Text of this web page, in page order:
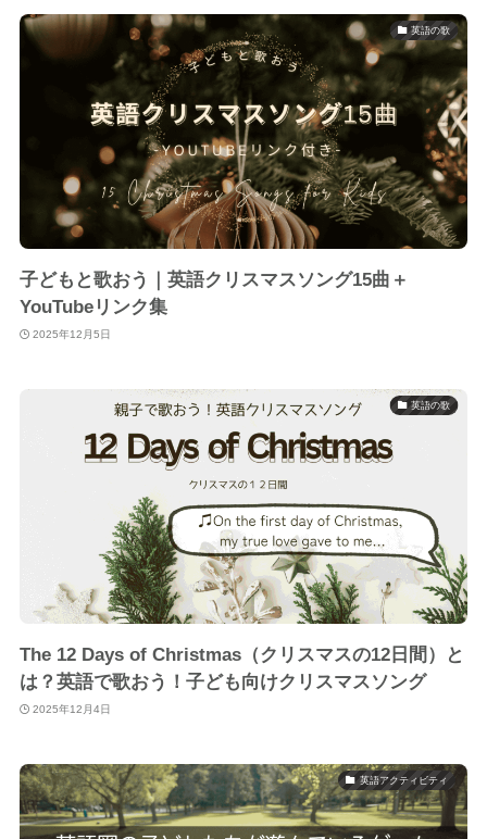
英語の歌
子どもと歌おう｜英語クリスマスソング15曲＋
YouTubeリンク集
2025年12月5日
英語の歌
The 12 Days of Christmas（クリスマスの12日間）と
は？英語で歌おう！子ども向けクリスマスソング
2025年12月4日
英語アクティビティ